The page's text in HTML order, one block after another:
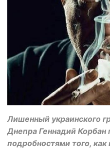
Лишенный украинского
Днепра Геннадий
подробностями того,